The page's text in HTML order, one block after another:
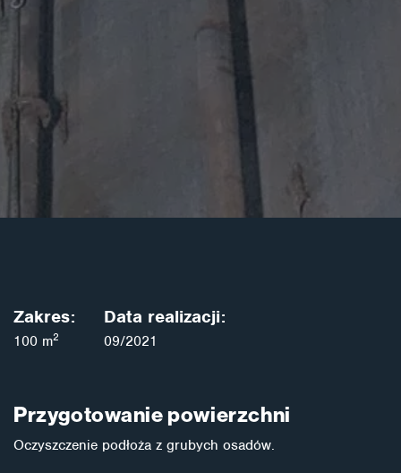
Zakres:
100 m2
Data realizacji:
09/2021
Przygotowanie powierzchni
Oczyszczenie podłoża z grubych osadów.